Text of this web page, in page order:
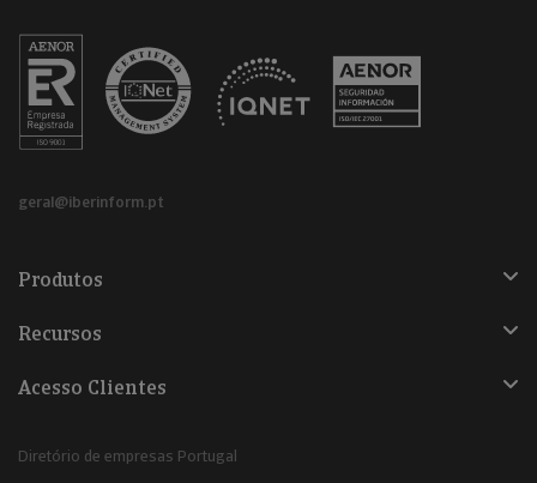
geral@iberinform.pt
Produtos
Recursos
Acesso Clientes
Diretório de empresas Portugal